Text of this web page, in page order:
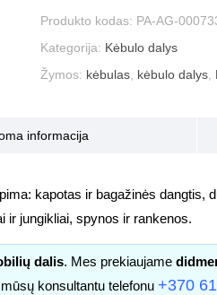
Produkto kodas: PA-AG-
Kategorija: Kėbulo dalys
Žymos: kėbulas kėbulo dalys
informacija
kapotas ir bagažinės dangtis,
ir jungikliai, spynos ir rankenos.
dalis. Mes prekiaujame
konsultantu telefonu +370